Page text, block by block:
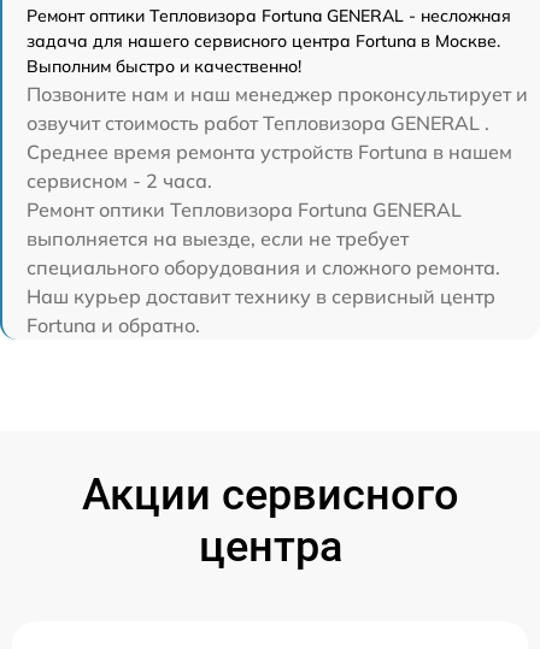
Ремонт оптики Тепловизора Fortuna GENERAL - несложная
задача для нашего сервисного центра Fortuna в Москве.
Выполним быстро и качественно!
Позвоните нам и наш менеджер проконсультирует и
озвучит стоимость работ Тепловизора GENERAL .
Среднее время ремонта устройств Fortuna в нашем
сервисном - 2 часа.
Ремонт оптики Тепловизора Fortuna GENERAL
выполняется на выезде, если не требует
специального оборудования и сложного ремонта.
Наш курьер доставит технику в сервисный центр
Fortuna и обратно.
Акции сервисного
центра